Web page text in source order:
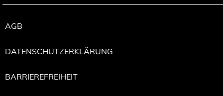
AGB
DATENSCHUTZERKLÄRUNG
BARRIEREFREIHEIT